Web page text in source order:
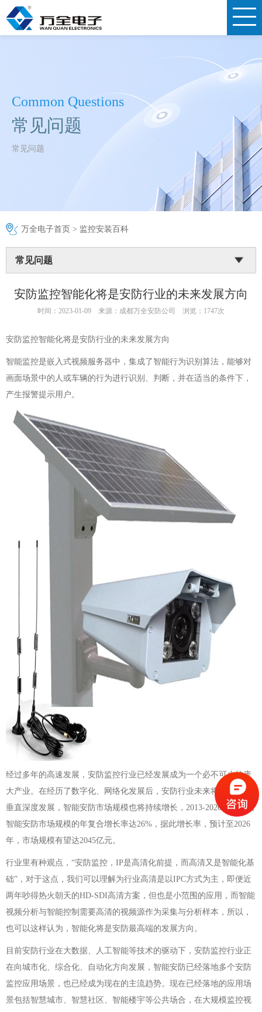
Common Questions
常见问题
常见问题
万全电子首页 > 监控安装百科
常见问题
安防监控智能化将是安防行业的未来发展方向
时间：2023-01-09 来源：成都万全安防公司 浏览：1747次
安防监控智能化将是安防行业的未来发展方向
智能监控是嵌入式视频服务器中，集成了智能行为识别算法，能够对
画面场景中的人或车辆的行为进行识别、判断，并在适当的条件下，
产生报警提示用户。
经过多年的高速发展，安防监控行业已经发展成为一个必不可少的庞
大产业。在经历了数字化、网络化发展后，安防行业未来将向智能化
垂直深度发展，智能安防市场规模也将持续增长，2013-2020年，我国
智能安防市场规模的年复合增长率达26%，据此增长率，预计至2026
年，市场规模有望达2045亿元。
行业里有种观点，“安防监控，IP是高清化前提，而高清又是智能化基
础”，对于这点，我们可以理解为行业高清是以IPC方式为主，即便近
两年吵得热火朝天的HD-SDI高清方案，但也是小范围的应用，而智能
视频分析与智能控制需要高清的视频源作为采集与分析样本，所以，
也可以这样认为，智能化将是安防最高端的发展方向。
目前安防行业在大数据、人工智能等技术的驱动下，安防监控行业正
在向城市化、综合化、自动化方向发展，智能安防已经落地多个安防
监控应用场景，也已经成为现在的主流趋势。现在已经落地的应用场
景包括智慧城市、智慧社区、智能楼宇等公共场合，在大规模监控视